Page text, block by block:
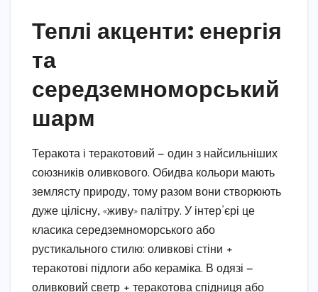
Теплі акценти: енергія
та
середземноморський
шарм
Теракота і теракотовий — один з найсильніших
союзників оливкового. Обидва кольори мають
землясту природу, тому разом вони створюють
дуже цілісну, «живу» палітру. У інтер’єрі це
класика середземноморського або
рустикального стилю: оливкові стіни +
теракотові підлоги або кераміка. В одязі —
оливковий светр + теракотова спідниця або